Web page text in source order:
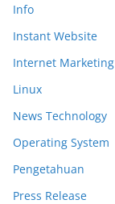
Info
Instant Website
Internet Marketing
Linux
News Technology
Operating System
Pengetahuan
Press Release